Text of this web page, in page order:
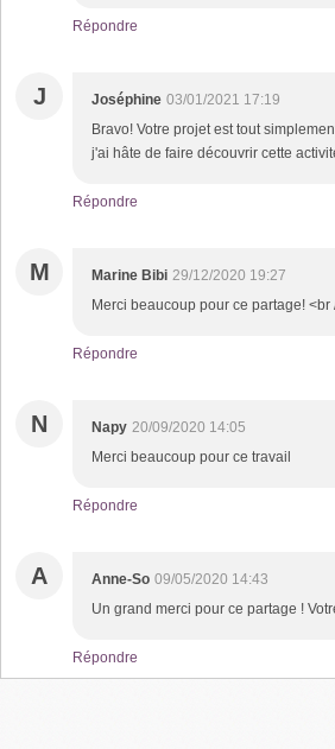
Répondre
J Joséphine 03/01/2021 17:19
Bravo! Votre projet est tout
j'ai hâte de faire découvrir cette
Répondre
M Marine Bibi 29/12/2020 19:27
Merci beaucoup pour ce partage!
Répondre
N Napy 20/09/2020 14:05
Merci beaucoup pour ce travail
Répondre
A Anne-So 09/05/2020 14:43
Un grand merci pour ce partage !
Répondre